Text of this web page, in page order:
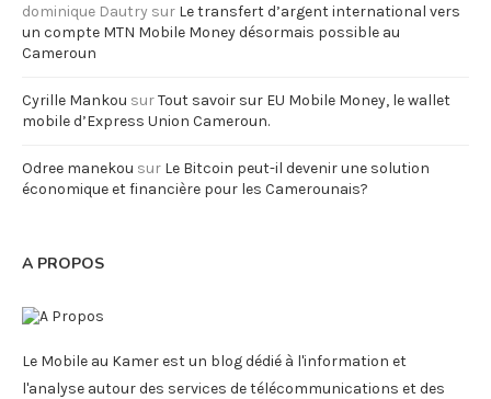
dominique Dautry sur Le transfert d’argent international vers
un compte MTN Mobile Money désormais possible au
Cameroun
Cyrille Mankou surTout savoir sur EU Mobile Money, le wallet
mobile d’Express Union Cameroun.
Odree manekou sur Le Bitcoin peut-il devenir une solution
économique et financière pour les Camerounais?
A PROPOS
Le Mobile au Kamer est un blog dédié à l'information et
l'analyse autour des services de télécommunications et des